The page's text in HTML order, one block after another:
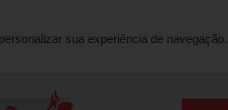
DIRETORIA LOCALIZAÇÃO CONTATO
sua experiência de